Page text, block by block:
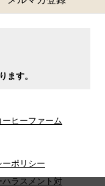
ます。
ーヒーファーム
ーポリシー
ハラスメント対